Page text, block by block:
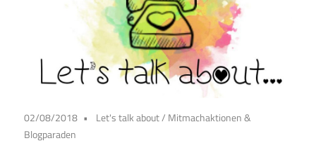
02/08/2018 Let's talk about/ Mitmachaktionen &
Blogparaden